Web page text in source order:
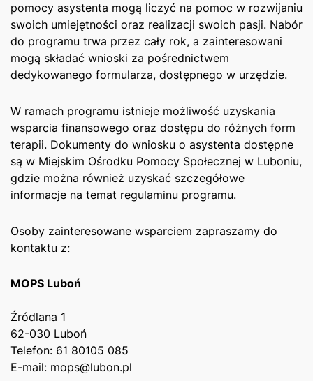
pomocy asystenta‌ mogą‍ liczyć na pomoc w rozwijaniu
swoich umiejętności oraz realizacji swoich pasji. Nabór
do programu ⁢trwa przez cały rok, a zainteresowani
mogą składać wnioski ⁣za ⁢pośrednictwem
dedykowanego formularza, dostępnego⁢ w urzędzie.
W ramach programu istnieje możliwość uzyskania
wsparcia⁢ finansowego oraz ‌dostępu do ⁤różnych‍ form
terapii. Dokumenty do wniosku‍ o asystenta‌ dostępne
są w​ Miejskim Ośrodku Pomocy ⁤Społecznej‍ w Luboniu,
gdzie można ⁤również uzyskać szczegółowe
informacje na temat regulaminu programu.
Osoby zainteresowane wsparciem zapraszamy do
⁣kontaktu z:
MOPS Luboń
Źródlana 1 ⁢
62-030 Luboń
Telefon: 61 80105 085
E-mail: mops@lubon.pl